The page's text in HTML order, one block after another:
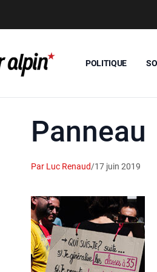
POLITIQUE
Panneau
Par Luc Renaud/17 juin 2019